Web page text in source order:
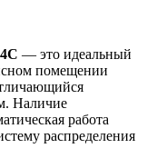
— это идеальный
помещении
Наличие
работа
распределения